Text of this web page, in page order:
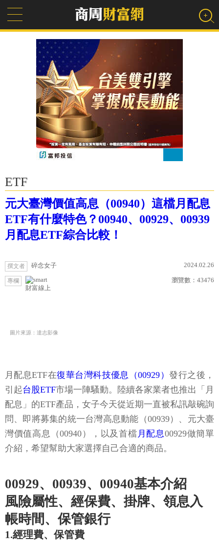
ETF
元大臺灣價值高息（00940）這檔月配息
ETF有什麼特色？00940、00929、00939
月配息ETF綜合比較！
撰文者 碎念女子 2024.02.26
專欄
財富線上
瀏覽數： 43476
圖片來源：達志影像
月配息ETF在復華台灣科技優息（00929）發行之後，
引起台股ETF市場一陣騷動。陸續各家業者也推出「月
配息」的ETF產品，女子今天從近期一直被私訊敲碗詢
問、即將募集的統一台灣高息動能（00939）、元大臺
灣價值高息（00940），以及首檔 月配息00929做簡單
介紹，希望幫助大家選擇自己合適的商品。
00929、00939、00940基本介紹
風險屬性、經保費、掛牌、領息入
帳時間、保管銀行
1.經理費、保管費